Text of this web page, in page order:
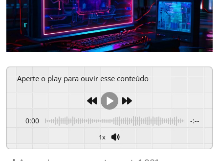
Aperte o play para ouvir esse conteúdo
0:00 -:--
1x